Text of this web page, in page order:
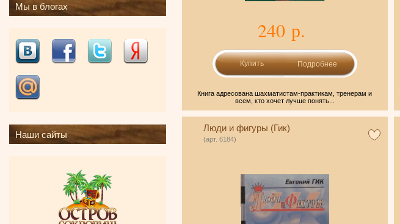
240 р.
Подробнее
Книга адресована шахматистам-практикам, тренерам и
всем, кто хочет лучше понять...
Люди и фигуры (Гик)
(арт. 6184)
Мы в блогах
Наши сайты